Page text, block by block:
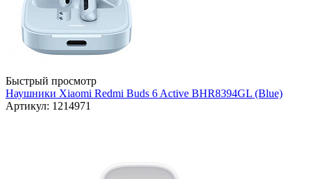
Быстрый просмотр
Наушники Xiaomi Redmi Buds 6 Active BHR8394GL (Blue)
Артикул: 1214971